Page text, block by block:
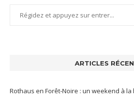
ARTICLES
Rothaus en Forêt-Noire : un weekend à